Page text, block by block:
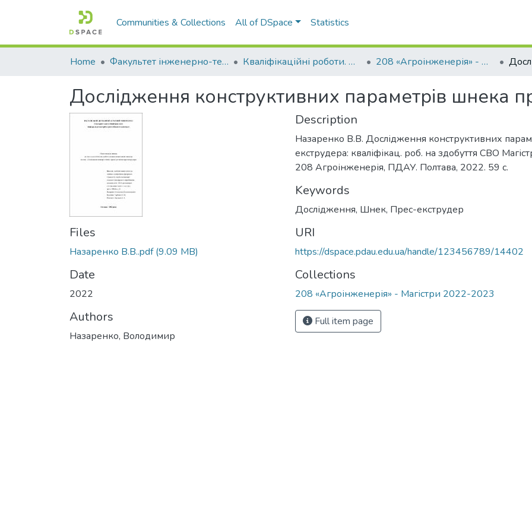
Communities & Collections All of DSpace Statistics
Home Факультет інженерно-технологічний Кваліфікаційні роботи. Факультет інженерно-технологічний 208 «Агроінженерія» - Магістри 2022-2023
Дослідження конструктивних параметрів шнека
Files
Назаренко В.В..pdf(9.09 MB)
Date
2022
Authors
Назаренко, Володимир
Description
Назаренко В.В. Дослідження конструктивних
екструдера: кваліфікац. роб. на здобуття СВО
208 Агроінженерія, ПДАУ. Полтава, 2022. 59 с.
Keywords
Дослідження, Шнек, Прес-екструдер
URI
https://dspace.pdau.edu.ua/handle/123456789/14402
Collections
208 «Агроінженерія» - Магістри 2022-2023
Full item page